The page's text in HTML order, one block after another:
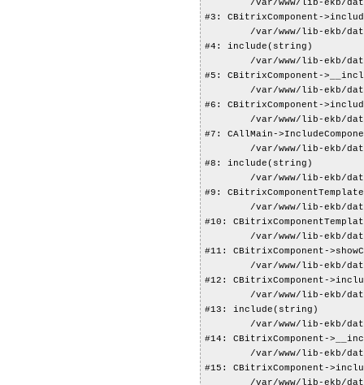
#3: CBitrixComponent-
#4: include(string)
#5: CBitrixComponent-
#6: CBitrixComponent-
#7: CAllMain-
#8: include(string)
#9:
#10:
#11: CBitrixComponent-
#12: CBitrixComponent-
#13: include(string)
#14: CBitrixComponent-
#15: CBitrixComponent-